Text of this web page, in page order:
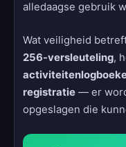
alledaagse gebruik
Wat veiligheid
256-versleuteling,
registratie — er
opgeslagen die